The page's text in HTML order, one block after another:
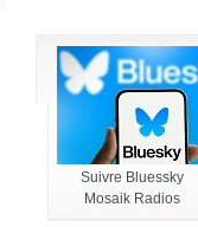
Suivre Bluessky
Mosaik Radios